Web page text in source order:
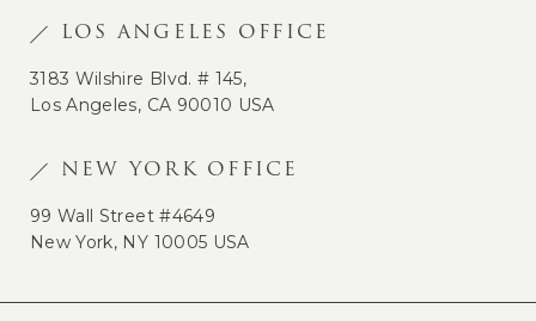
LOS ANGELES OFFICE
3183 Wilshire Blvd. # 145,
Los Angeles, CA 90010 USA
NEW YORK OFFICE
99 Wall Street #4649
New York, NY 10005 USA